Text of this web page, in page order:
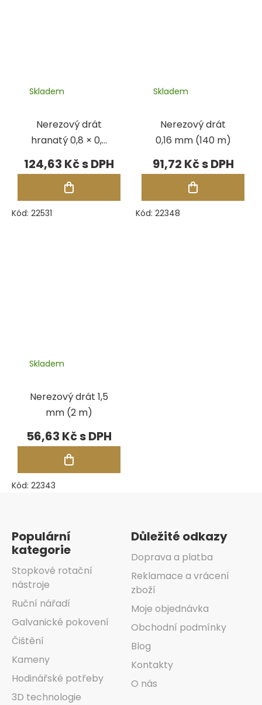
Nerezový drát
hranatý 0,8 × 0,8
mm (5 m)
Skladem
124,63 Kč
Kód: 22531
Nerezový drát
0,16 mm (140 m)
Skladem
91,72 Kč
Kód: 22348
Nerezový drát 1,5
mm (2 m)
Skladem
56,63 Kč
Kód: 22343
Populární
kategorie
Stopkové rotační
nástroje
Ruční nářadí
Galvanické pokovení
Čištění
Kameny
Hodinářské potřeby
3D technologie
Důležité odkazy
Doprava a platba
Reklamace a vrácení
zboží
Moje objednávka
Obchodní podmínky
Blog
Kontakty
O nás